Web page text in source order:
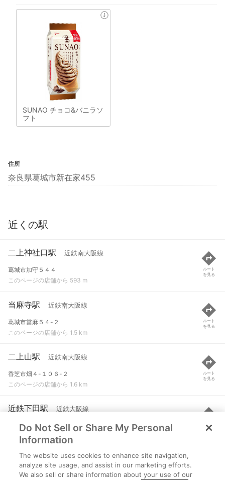
SUNAO チョコ&バニラソ
フト
住所
奈良県葛城市新在家455
近くの駅
二上神社口駅 近鉄南大阪線
葛城市加守５４４
このページの店舗から 593 m
ルート
を見る
当麻寺駅 近鉄南大阪線
葛城市當麻５４-２
このページの店舗から 1.5 km
ルート
を見る
二上山駅 近鉄南大阪線
香芝市畑４-１０６-２
このページの店舗から 1.6 km
ルート
を見る
近鉄下田駅 近鉄大阪線
香芝市下田西１-７-１４
このページの店舗から 1.8 km
ルート
を見る
香芝駅 JR和歌山線
香芝市下田西１丁目
Do Not Sell or Share My Personal
Information
The website uses cookies to enhance site navigation,
analyze site usage, and assist in our marketing efforts.
We also sell or share information about your use of our